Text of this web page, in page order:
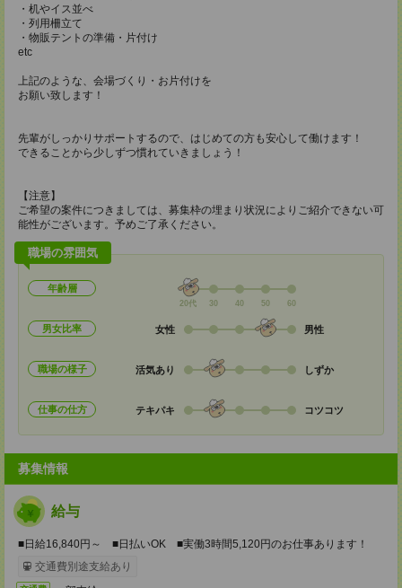
・机やイス並べ
・列用柵立て
・物販テントの準備・片付け
etc
上記のような、会場づくり・お片付けを
お願い致します！
先輩がしっかりサポートするので、はじめての方も安心して働けます！
できることから少しずつ慣れていきましょう！
【注意】
ご希望の案件につきましては、募集枠の埋まり状況によりご紹介できない可
能性がございます。予めご了承ください。
職場の雰囲気
年齢層
20代 30 40 50 60
男女比率 女性 男性
職場の様子 活気あり しずか
仕事の仕方 テキパキ コツコツ
募集情報
給与
■日給16,840円～ ■日払いOK ■実働3時間5,120円のお仕事あります！
交通費別途支給あり